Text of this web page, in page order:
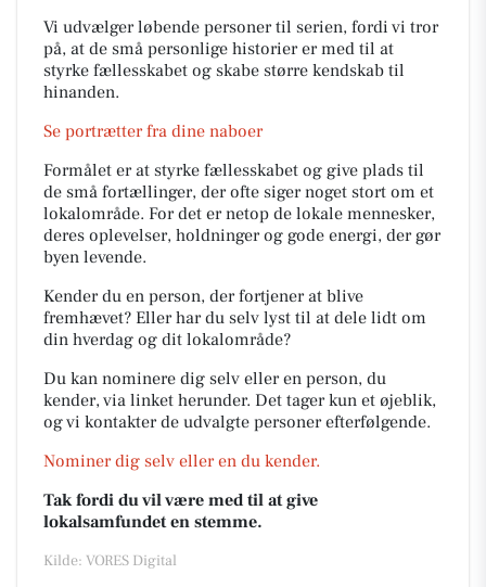
Vi udvælger løbende personer til serien, fordi vi tror
på, at de små personlige historier er med til at
styrke fællesskabet og skabe større kendskab til
hinanden.
Se portrætter fra dine naboer
Formålet er at styrke fællesskabet og give plads til
de små fortællinger, der ofte siger noget stort om et
lokalområde. For det er netop de lokale mennesker,
deres oplevelser, holdninger og gode energi, der gør
byen levende.
Kender du en person, der fortjener at blive
fremhævet? Eller har du selv lyst til at dele lidt om
din hverdag og dit lokalområde?
Du kan nominere dig selv eller en person, du
kender, via linket herunder. Det tager kun et øjeblik,
og vi kontakter de udvalgte personer efterfølgende.
Nominer dig selv eller en du kender.
Tak fordi du vil være med til at give
lokalsamfundet en stemme.
Kilde: VORES Digital